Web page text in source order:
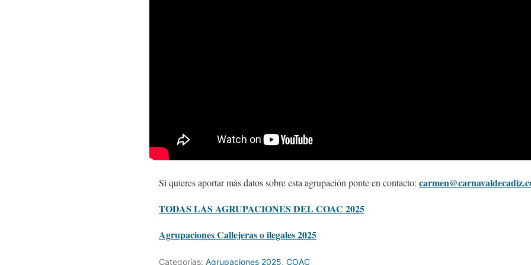
Si quieres aportar más datos sobre esta agrupación ponte en contacto:
TODAS LAS AGRUPACIONES DEL COAC 2025
Agrupaciones Callejeras o ilegales 2025
Categorías: Agrupaciones 2025, COAC